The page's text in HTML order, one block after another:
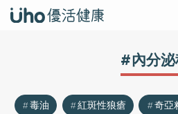
#內分
毒油 紅斑性狼瘡 奇亞